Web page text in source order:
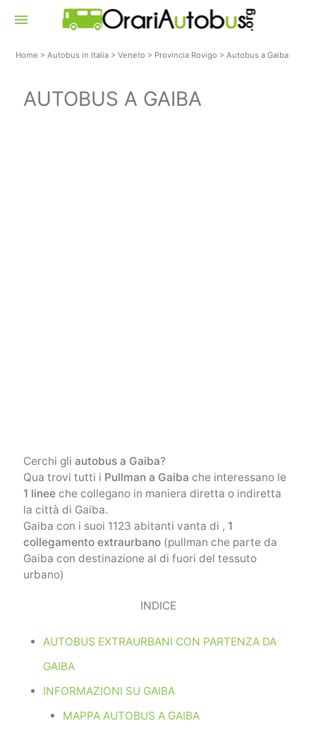
menu
Home >Autobus in Italia >Veneto > Provincia Rovigo >Autobus a Gaiba
AUTOBUS A GAIBA
Cerchi gli autobus a Gaiba?
Qua trovi tutti i Pullman a Gaiba che interessano le
1 lineeche collegano in maniera diretta o indiretta
la città di Gaiba.
Gaiba con i suoi 1123 abitanti vanta di , 1
collegamento extraurbano(pullman che parte da
Gaiba con destinazione al di fuori del tessuto
urbano)
INDICE
AUTOBUS EXTRAURBANI CON PARTENZA DA
GAIBA
INFORMAZIONI SU GAIBA
MAPPA AUTOBUS A GAIBA